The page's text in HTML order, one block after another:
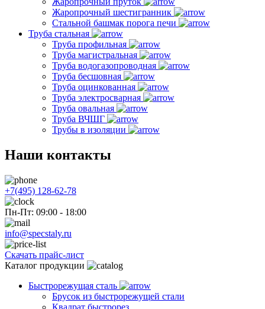
Жаропрочный шестигранник
Стальной башмак порога печи
Труба стальная
Труба профильная
Труба магистральная
Труба водогазопроводная
Труба бесшовная
Труба оцинкованная
Труба электросварная
Труба овальная
Труба ВЧШГ
Трубы в изоляции
Наши контакты
+7(495) 128-62-78
Пн-Пт: 09:00 - 18:00
info@specstaly.ru
Скачать прайс-лист
Каталог продукции
Быстрорежущая сталь
Брусок из быстрорежущей стали
Квадрат быстрорез